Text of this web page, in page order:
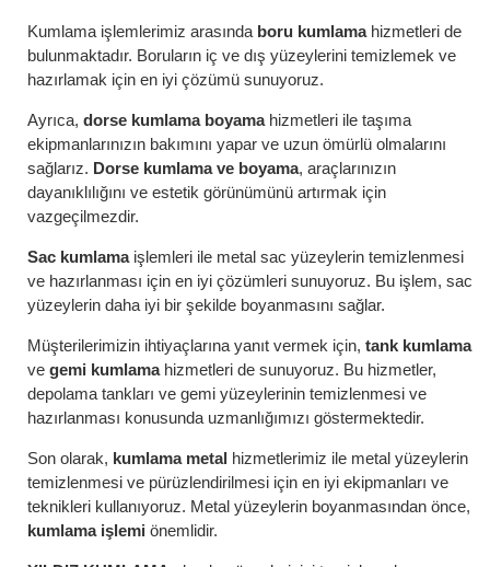
Kumlama işlemlerimiz arasında boru kumlamahizmetleri de
bulunmaktadır. Boruların iç ve dış yüzeylerini temizlemek ve
hazırlamak için en iyi çözümü sunuyoruz.
Ayrıca, dorse kumlama boyamahizmetleri ile taşıma
ekipmanlarınızın bakımını yapar ve uzun ömürlü olmalarını
sağlarız. Dorse kumlama ve boyama, araçlarınızın
dayanıklılığını ve estetik görünümünü artırmak için
vazgeçilmezdir.
Sac kumlamaişlemleri ile metal sac yüzeylerin temizlenmesi
ve hazırlanması için en iyi çözümleri sunuyoruz. Bu işlem, sac
yüzeylerin daha iyi bir şekilde boyanmasını sağlar.
Müşterilerimizin ihtiyaçlarına yanıt vermek için, tank kumlama
ve gemi kumlamahizmetleri de sunuyoruz. Bu hizmetler,
depolama tankları ve gemi yüzeylerinin temizlenmesi ve
hazırlanması konusunda uzmanlığımızı göstermektedir.
Son olarak, kumlama metal hizmetlerimiz ile metal yüzeylerin
temizlenmesi ve pürüzlendirilmesi için en iyi ekipmanları ve
teknikleri kullanıyoruz. Metal yüzeylerin boyanmasından önce,
kumlama işlemi önemlidir.